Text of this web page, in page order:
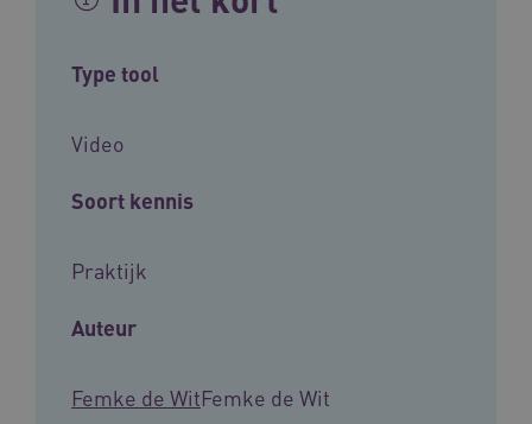
Type tool
Video
Soort kennis
Praktijk
Auteur
Femke de WitFemke de Wit